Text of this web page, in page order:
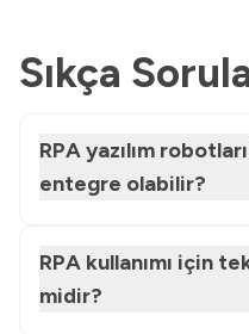
Sıkça
RPA yazılım
entegre olabilir?
RPA kullanımı için
midir?